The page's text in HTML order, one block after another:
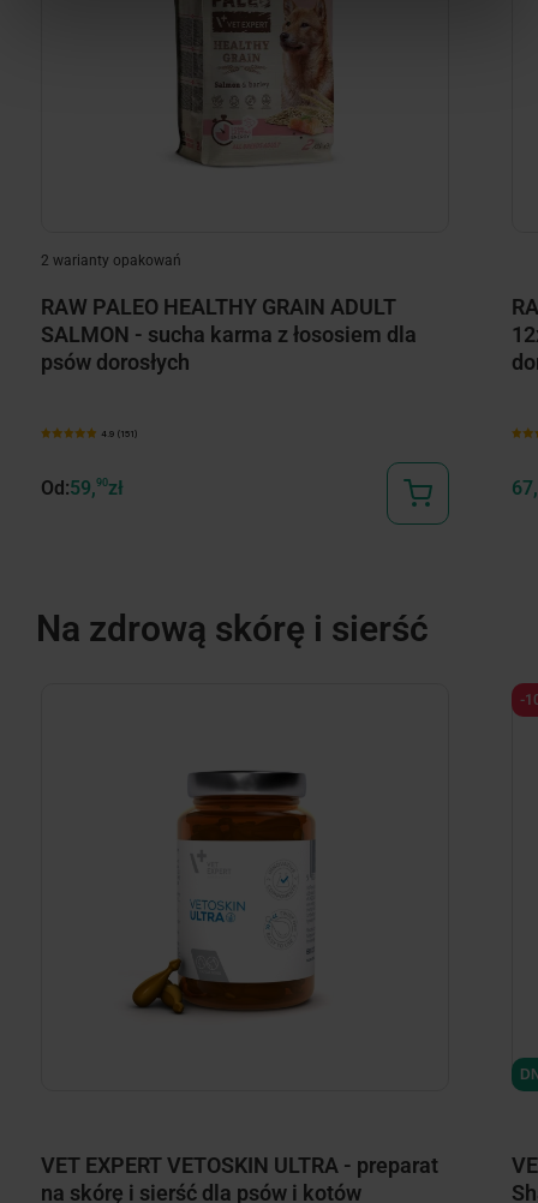
2 warianty opakowań
RAW PALEO HEALTHY GRAIN ADULT
SALMON - sucha karma z łososiem dla
psów dorosłych
4.9 (151)
Od:59,90zł 67,
Na zdrową skórę i sierść
VET EXPERT VETOSKIN ULTRA - preparat
na skórę i sierść dla psów i kotów
-